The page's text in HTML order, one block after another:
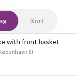
Kort
with front basket
S)